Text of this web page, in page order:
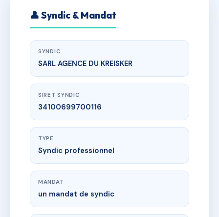
👤 Syndic & Mandat
SYNDIC
SARL AGENCE DU KREISKER
SIRET SYNDIC
34100699700116
TYPE
Syndic professionnel
MANDAT
un mandat de syndic